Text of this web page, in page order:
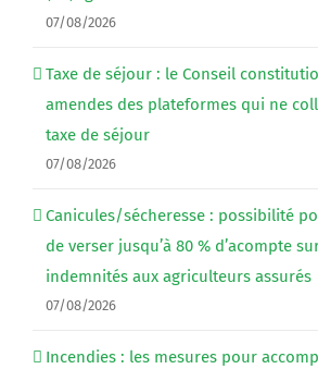
07/08/2026
Taxe de séjour : le Conseil
amendes des plateformes qui ne
taxe de séjour
07/08/2026
Canicules/sécheresse : possibilité
de verser jusqu’à 80 % d’acompte
indemnités aux agriculteurs assurés
07/08/2026
Incendies : les mesures pour